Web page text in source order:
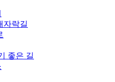
자락길
좋은 길